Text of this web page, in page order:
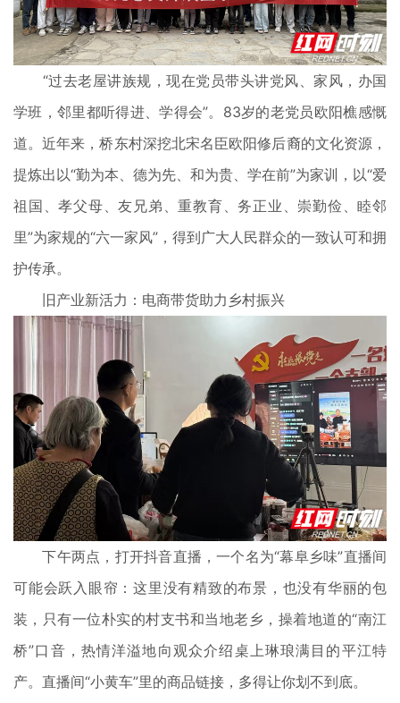
“过去老屋讲族规，现在党员带头讲党风、家风，办国
学班，邻里都听得进、学得会”。83岁的老党员欧阳樵感慨
道。近年来，桥东村深挖北宋名臣欧阳修后裔的文化资源，
提炼出以“勤为本、德为先、和为贵、学在前”为家训，以“爱
祖国、孝父母、友兄弟、重教育、务正业、崇勤俭、睦邻
里”为家规的“六一家风”，得到广大人民群众的一致认可和拥
护传承。
旧产业新活力：电商带货助力乡村振兴
下午两点，打开抖音直播，一个名为“幕阜乡味”直播间
可能会跃入眼帘：这里没有精致的布景，也没有华丽的包
装，只有一位朴实的村支书和当地老乡，操着地道的“南江
桥”口音，热情洋溢地向观众介绍桌上琳琅满目的平江特
产。直播间“小黄车”里的商品链接，多得让你划不到底。